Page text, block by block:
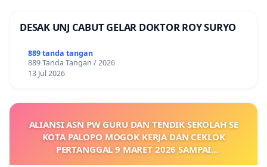
DESAK UNJ CABUT GELAR DOKTOR ROY SURYO
889 tanda tangan
889 Tanda Tangan / 2026
13 Jul 2026
ALIANSI ASN PW GURU DAN TENDIK SEKOLAH SE
KOTA PALOPO MOGOK KERJA DAN CEKLOK
PERTANGGAL 9 MARET 2026 SAMPAI